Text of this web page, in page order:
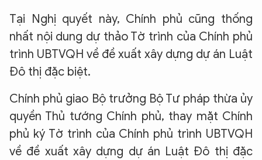
Tại Nghị quyết này, Chính phủ cũng thống
nhất nội dung dự thảo Tờ trình của Chính phủ
trình UBTVQH về đề xuất xây dựng dự án Luật
Đô thị đặc biệt.
Chính phủ giao Bộ trưởng Bộ Tư pháp thừa ủy
quyền Thủ tướng Chính phủ, thay mặt Chính
phủ ký Tờ trình của Chính phủ trình UBTVQH
về đề xuất xây dựng dự án Luật Đô thị đặc